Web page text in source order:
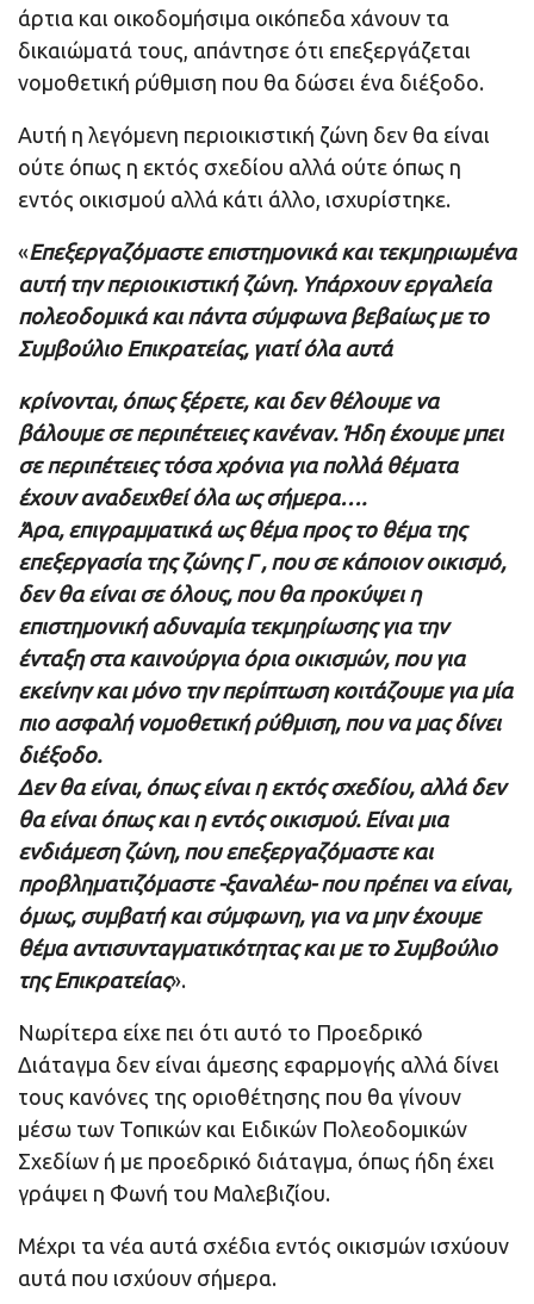
άρτια και οικοδομήσιμα οικόπεδα χάνουν τα
δικαιώματά τους, απάντησε ότι επεξεργάζεται
νομοθετική ρύθμιση που θα δώσει ένα διέξοδο.
Αυτή η λεγόμενη περιοικιστική ζώνη δεν θα είναι
ούτε όπως η εκτός σχεδίου αλλά ούτε όπως η
εντός οικισμού αλλά κάτι άλλο, ισχυρίστηκε.
«Επεξεργαζόμαστε επιστημονικά και τεκμηριωμένα
αυτή την περιοικιστική ζώνη. Υπάρχουν εργαλεία
πολεοδομικά και πάντα σύμφωνα βεβαίως με το
Συμβούλιο Επικρατείας, γιατί όλα αυτά
κρίνονται, όπως ξέρετε, και δεν θέλουμε να
βάλουμε σε περιπέτειες κανέναν. Ήδη έχουμε μπει
σε περιπέτειες τόσα χρόνια για πολλά θέματα
έχουν αναδειχθεί όλα ως σήμερα….
Άρα, επιγραμματικά ως θέμα προς το θέμα της
επεξεργασία της ζώνης Γ , που σε κάποιον οικισμό,
δεν θα είναι σε όλους, που θα προκύψει η
επιστημονική αδυναμία τεκμηρίωσης για την
ένταξη στα καινούργια όρια οικισμών, που για
εκείνην και μόνο την περίπτωση κοιτάζουμε για μία
πιο ασφαλή νομοθετική ρύθμιση, που να μας δίνει
διέξοδο.
Δεν θα είναι, όπως είναι η εκτός σχεδίου, αλλά δεν
θα είναι όπως και η εντός οικισμού. Είναι μια
ενδιάμεση ζώνη, που επεξεργαζόμαστε και
προβληματιζόμαστε -ξαναλέω- που πρέπει να είναι,
όμως, συμβατή και σύμφωνη, για να μην έχουμε
θέμα αντισυνταγματικότητας και με το Συμβούλιο
της Επικρατείας».
Νωρίτερα είχε πει ότι αυτό το Προεδρικό
Διάταγμα δεν είναι άμεσης εφαρμογής αλλά δίνει
τους κανόνες της οριοθέτησης που θα γίνουν
μέσω των Τοπικών και Ειδικών Πολεοδομικών
Σχεδίων ή με προεδρικό διάταγμα, όπως ήδη έχει
γράψει η Φωνή του Μαλεβιζίου.
Μέχρι τα νέα αυτά σχέδια εντός οικισμών ισχύουν
αυτά που ισχύουν σήμερα.